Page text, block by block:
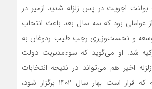
بولنت اجویت در پس زلزله شدید ازمیر در
یکی از عواملی بود که سه سال بعد باعث انتخاب
و نخست‌وزیری رجب طیب اردوغان به
شد. او می‌گوید که سوءمدیریت دولت
اخیر هم می‌تواند در نتیجه انتخابات
پیش روی ترکیه که قرار است بهار سال ۱۴۰۲ برگزار شود،